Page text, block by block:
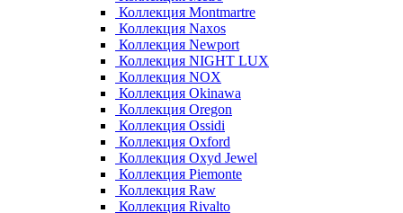
Коллекция Montmartre
Коллекция Naxos
Коллекция Newport
Коллекция NIGHT LUX
Коллекция NOX
Коллекция Okinawa
Коллекция Oregon
Коллекция Ossidi
Коллекция Oxford
Коллекция Oxyd Jewel
Коллекция Piemonte
Коллекция Raw
Коллекция Rivalto